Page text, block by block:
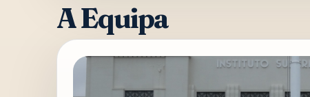
A Equipa